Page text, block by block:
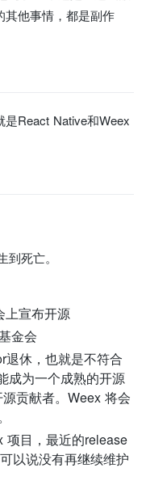
其他事情，都是副作
是React Native和Weex
死亡。
上宣布开源
金会
休，也就是不符合
成为一个成熟的开源
贡献者。Weex 将会
项目，最近的release
以说没有再继续维护